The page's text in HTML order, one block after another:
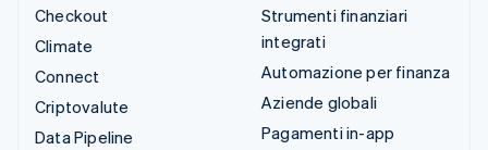
Checkout
Climate
Connect
Criptovalute
Data Pipeline
Strumenti finanziari
integrati
Automazione per finanza
Aziende globali
Pagamenti in-app